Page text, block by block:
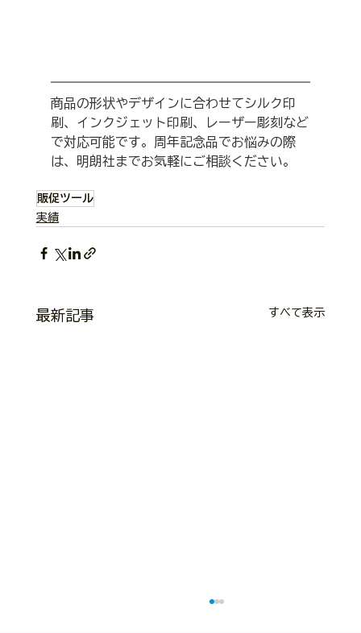
商品の形状やデザインに合わせてシルク印
刷、インクジェット印刷、レーザー彫刻など
で対応可能です。周年記念品でお悩みの際
は、明朗社までお気軽にご相談ください。
販促ツール
実績
最新記事 すべて表示